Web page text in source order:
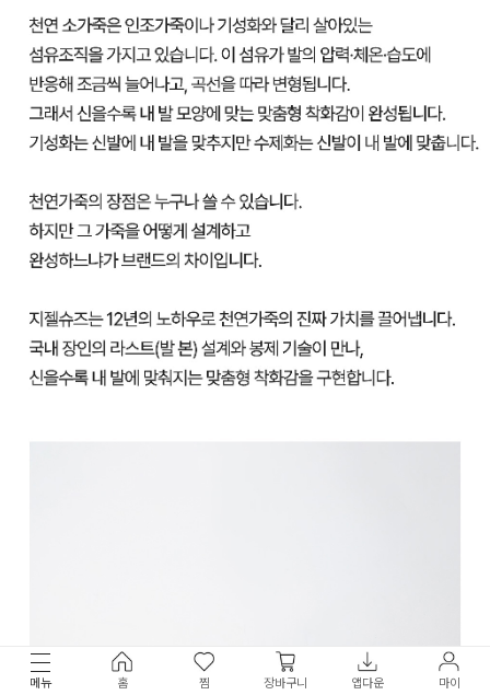
메뉴 홈 찜 장바구니 앱다운 마이